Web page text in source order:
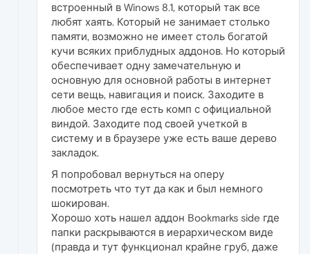
встроенный в Winows 8.1, который так все
любят хаять. Который не занимает столько
памяти, возможно не имеет столь богатой
кучи всяких приблудных аддонов. Но который
обеспечивает одну замечательную и
основную для основной работы в интернет
сети вещь, навигация и поиск. Заходите в
любое место где есть комп с официальной
виндой. Заходите под своей учеткой в
систему и в браузере уже есть ваше дерево
закладок.
Я попробовал вернуться на оперу
посмотреть что тут да как и был немного
шокирован.
Хорошо хоть нашел аддон Bookmarks side где
папки раскрываются в иерархическом виде
(правда и тут функционал крайне груб, даже